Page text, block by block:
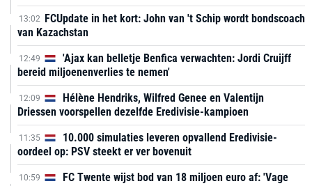
13:02 FCUpdate in het kort: John van 't Schip wordt bondscoach
van Kazachstan
12:49
'Ajax kan belletje Benfica verwachten: Jordi Cruijff
bereid miljoenenverlies te nemen'
12:09
Hélène Hendriks, Wilfred Genee en Valentijn
Driessen voorspellen dezelfde Eredivisie-kampioen
11:35
10.000 simulaties leveren opvallend Eredivisie-
oordeel op: PSV steekt er ver bovenuit
10:59
FC Twente wijst bod van 18 miljoen euro af: 'Vage